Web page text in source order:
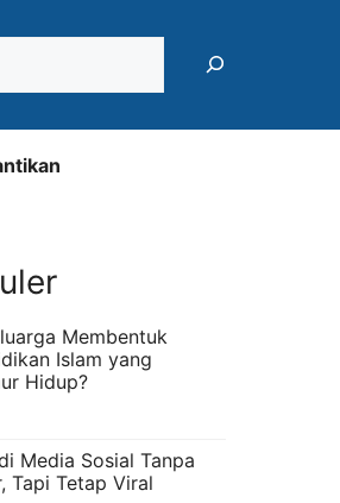
Membentuk
Islam yang
Hidup?
Media Sosial Tanpa
Tapi Tetap Viral